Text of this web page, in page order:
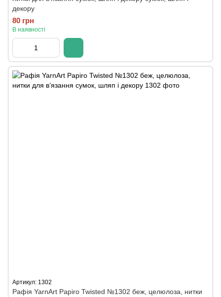
декору
80 грн
В наявності
Артикул: 1302
Рафія YarnArt Papiro Twisted №1302 беж, целюлоза, нитки